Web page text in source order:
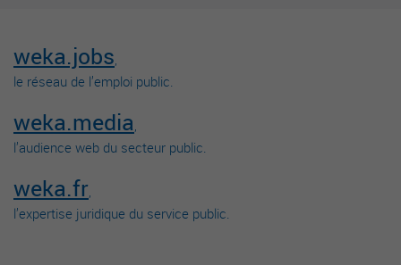
weka.jobs,
le réseau de l’emploi public.
weka.media,
l’audience web du secteur public.
weka.fr,
l’expertise juridique du service public.